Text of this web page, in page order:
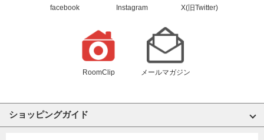
facebook Instagram X(旧Twitter)
RoomClip メールマガジン
ショッピングガイド